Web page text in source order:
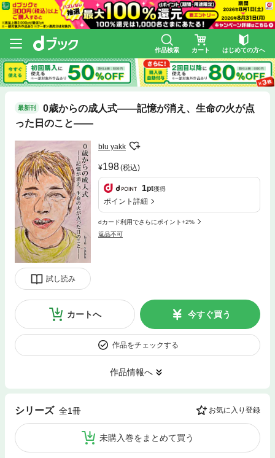
作品検索 カート はじめての方へ
最新刊
0歳からの成人式――記憶が消え、生命の火が点
った日のこと――
試し読み
blu yakk
198(税込)
1pt獲得
ポイント詳細
dカード利用でさらにポイント+2%
返品不可
カートへ 今すぐ買う
作品をチェックする
作品情報へ
シリーズ 全1冊 お気に入り登録
未購入巻をまとめて買う